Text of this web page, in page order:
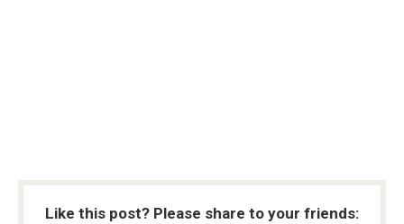
Like this post? Please share to your friends: